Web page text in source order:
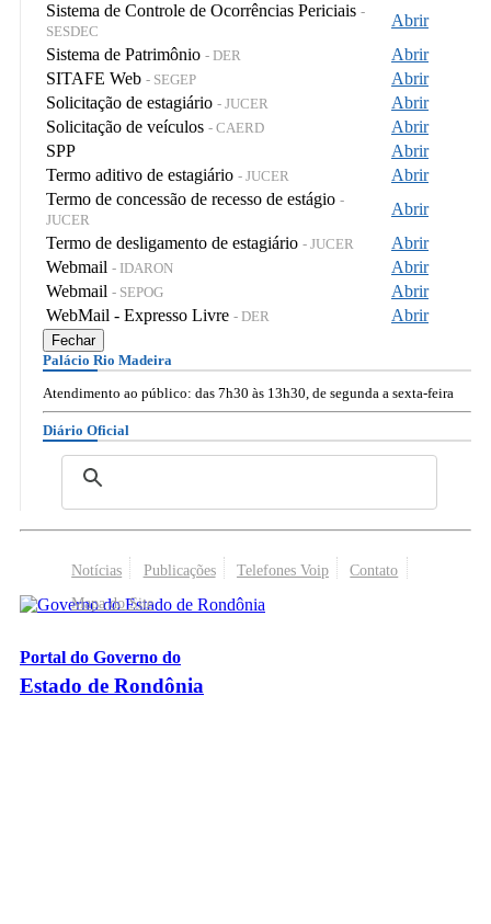
Sistema de Controle de Ocorrências Periciais -
SESDEC
Abrir
Sistema de Patrimônio - DER
Abrir
SITAFE Web - SEGEP
Abrir
Solicitação de estagiário - JUCER
Abrir
Solicitação de veículos - CAERD
Abrir
SPP
Abrir
Termo aditivo de estagiário - JUCER
Abrir
Termo de concessão de recesso de estágio -
JUCER
Abrir
Termo de desligamento de estagiário - JUCER
Abrir
Webmail - IDARON
Abrir
Webmail - SEPOG
Abrir
WebMail - Expresso Livre - DER Abrir
Fechar
Palácio Rio Madeira
Atendimento ao público: das 7h30 às 13h30, de segunda a sexta-feira
Diário Oficial
Notícias Publicações Telefones Voip
Contato
Mapa do Site
Portal do Governo do
Estado de Rondônia